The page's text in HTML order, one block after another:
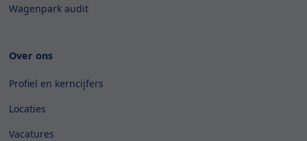
Wagenpark audit
Over ons
Profiel en kerncijfers
Locaties
Vacatures